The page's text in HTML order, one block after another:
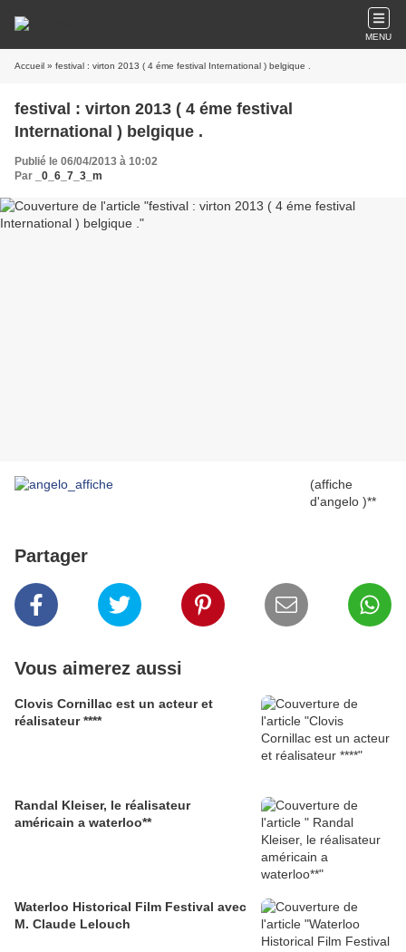
MENU
Accueil » festival : virton 2013 ( 4 éme festival International ) belgique .
festival : virton 2013 ( 4 éme festival
International ) belgique .
Publié le 06/04/2013 à 10:02
Par
_0_6_7_3_m
(affiche
d'angelo )**
Partager
Vous aimerez aussi
Clovis Cornillac est un acteur et
réalisateur ****
Randal Kleiser, le réalisateur
américain a waterloo**
Waterloo Historical Film Festival avec
M. Claude Lelouch